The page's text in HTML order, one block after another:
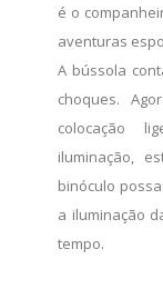
é o
aventuras
A bússola
choques.
colocação
iluminação,
binóculo
a iluminação
tempo.